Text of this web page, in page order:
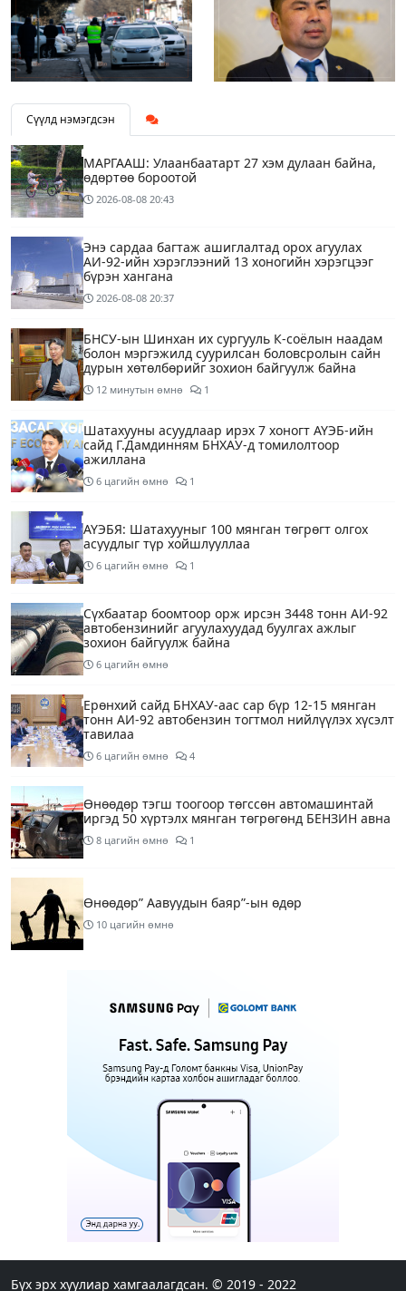
Сүүлд нэмэгдсэн
МАРГААШ: Улаанбаатарт 27 хэм дулаан байна,
өдөртөө бороотой
2026-08-08 20:43
Энэ сардаа багтаж ашиглалтад орох агуулах
АИ-92-ийн хэрэглээний 13 хоногийн хэрэгцээг
бүрэн хангана
2026-08-08 20:37
БНСУ-ын Шинхан их сургууль К-соёлын наадам
болон мэргэжилд суурилсан боловсролын сайн
дурын хөтөлбөрийг зохион байгуулж байна
12 минутын өмнө 1
Шатахууны асуудлаар ирэх 7 хоногт АҮЭБ-ийн
сайд Г.Дамдинням БНХАУ-д томилолтоор
ажиллана
6 цагийн өмнө 1
АҮЭБЯ: Шатахууныг 100 мянган төгрөгт олгох
асуудлыг түр хойшлууллаа
6 цагийн өмнө 1
Сүхбаатар боомтоор орж ирсэн 3448 тонн АИ-92
автобензинийг агуулахуудад буулгах ажлыг
зохион байгуулж байна
6 цагийн өмнө
Ерөнхий сайд БНХАУ-аас сар бүр 12-15 мянган
тонн АИ-92 автобензин тогтмол нийлүүлэх хүсэлт
тавилаа
6 цагийн өмнө 4
Өнөөдөр тэгш тоогоор төгссөн автомашинтай
иргэд 50 хүртэлх мянган төгрөгөнд БЕНЗИН авна
8 цагийн өмнө 1
Өнөөдөр” Аавуудын баяр”-ын өдөр
10 цагийн өмнө
Улаанбаатарт 31 хэм дулаан байна
12 цагийн өмнө
МАРГААШ: Улаанбаатарт 31 хэм дулаан байна
21 цагийн өмнө
Шатахуун дамлан борлуулсан хоёр зөрчлийг
илрүүлэн шалгаж байна
1 өдрийн өмнө 3
Энэ сарын 9-13-ныг хүртэлх цаг агаарын
Бүх эрх хуулиар хамгаалагдсан. © 2019 - 2022